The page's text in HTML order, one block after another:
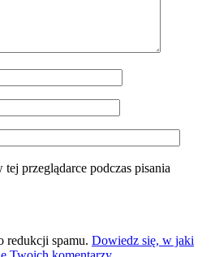
przeglądarce podczas pisania
redukcji spamu. Dowiedz się, w jaki